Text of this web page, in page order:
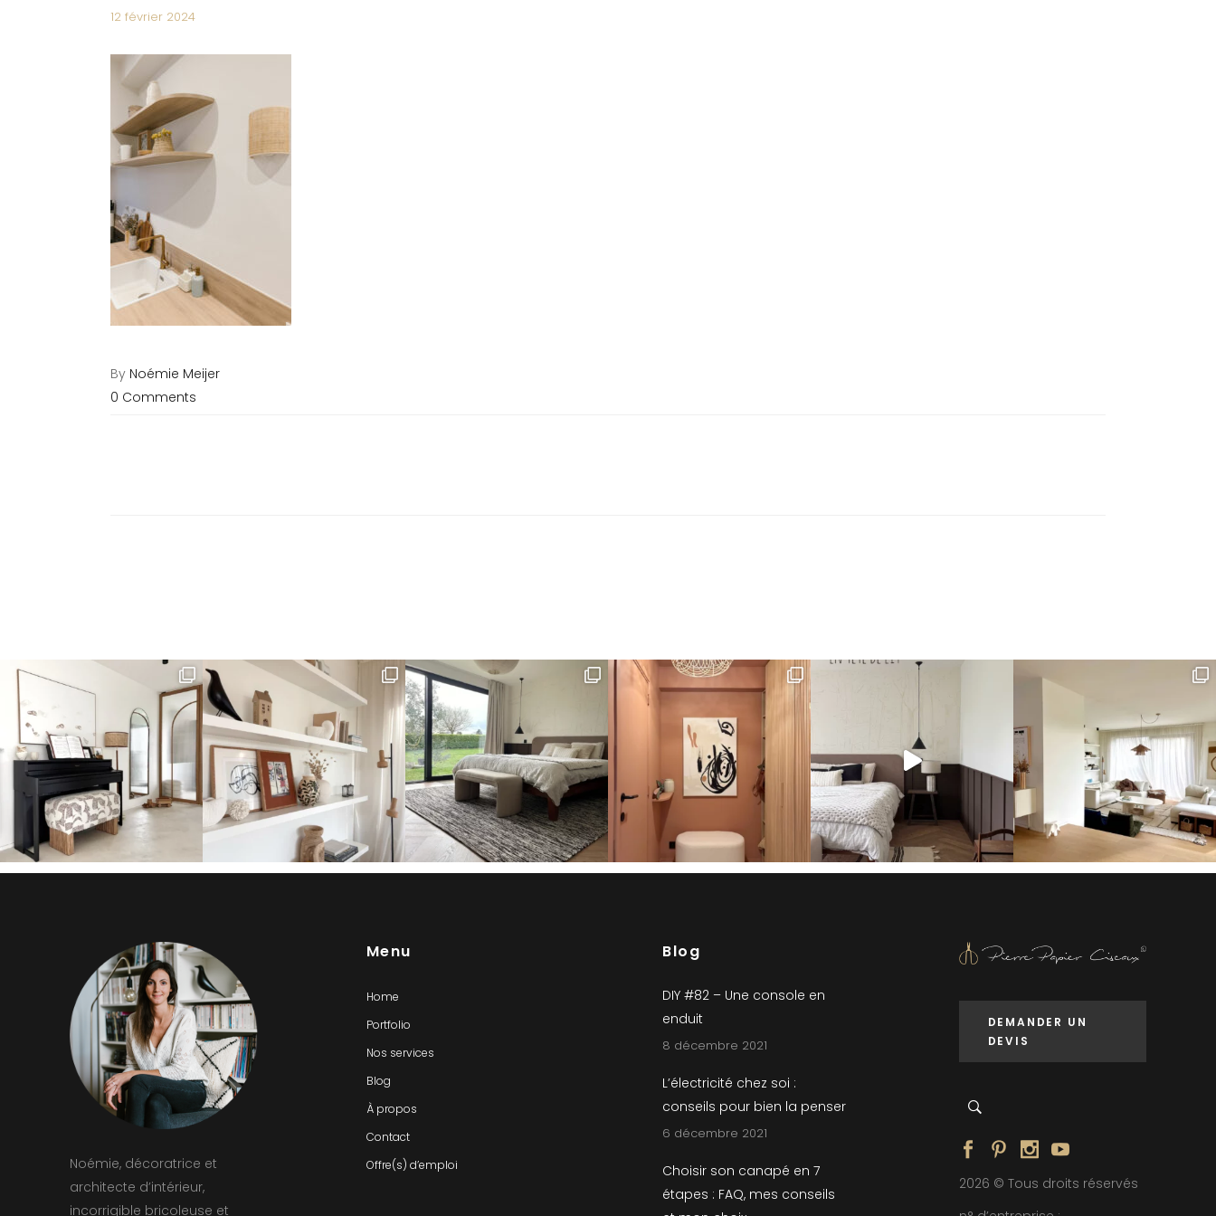
12 février 2024
By Noémie Meijer
0 Comments
Noémie, décoratrice et
architecte d’intérieur,
incorrigible bricoleuse et
Menu
Home
Portfolio
Nos services
Blog
À propos
Contact
Offre(s) d’emploi
Blog
DIY #82 – Une console en
enduit
8 décembre 2021
L’électricité chez soi :
conseils pour bien la penser
6 décembre 2021
Choisir son canapé en 7
étapes : FAQ, mes conseils
DEMANDER UN
DEVIS
2026 © Tous droits réservés